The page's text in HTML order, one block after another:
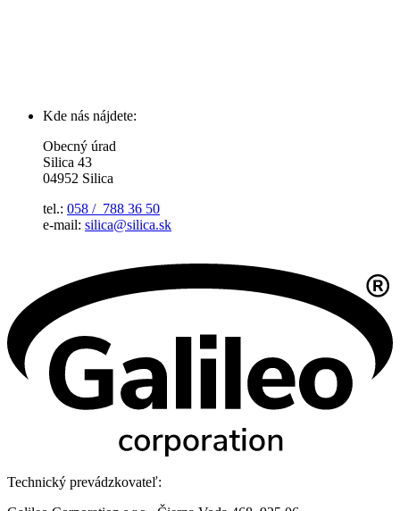
Kde nás nájdete:
Obecný úrad
Silica 43
04952 Silica
tel.: 058 / 788 36 50
e-mail: silica@silica.sk
Technický prevádzkovateľ: